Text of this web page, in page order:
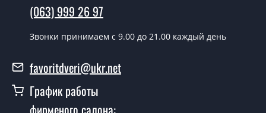
день.
замерщика?
Да можно.
У вас есть в наличии готовые двери
(063) 999 26 97
Звонки принимаем c 9.00 до 21.00 каждый день
favoritdveri@ukr.net
График работы
фирменого салона: